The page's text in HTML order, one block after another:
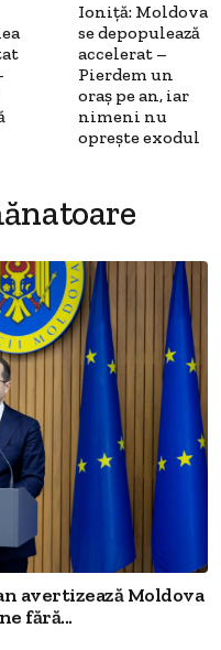
Ioniță: Moldova
se depopulează
accelerat –
Pierdem un
oraș pe an, iar
nimeni nu
oprește exodul
avertizează Moldova
fără...